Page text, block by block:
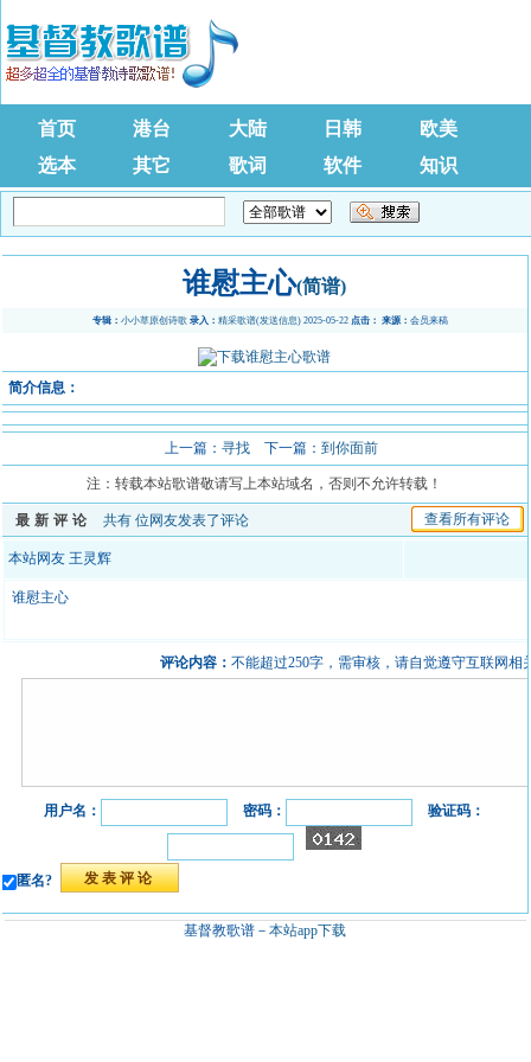
首页 港台 大陆 日韩
欧美
选本
其它 歌词 软件 知识
谁慰主心(简谱)
专辑： 小小草原创诗歌 录入： 精采歌谱(发送信息) 2025-05-22点击： 来源： 会员来稿
简介信息：
上一篇： 寻找下一篇： 到你面前
注：转载本站歌谱敬请写上本站域名，否则不允许转载！
最新评论 共有位网友发表了评论 查看所有评论
本站网友 王灵辉
谁慰主心
评论内容：不能超过250字，需审核，请自觉遵守互联网相
用户名： 密码： 验证码：
匿名?
基督教歌谱－本站app下载